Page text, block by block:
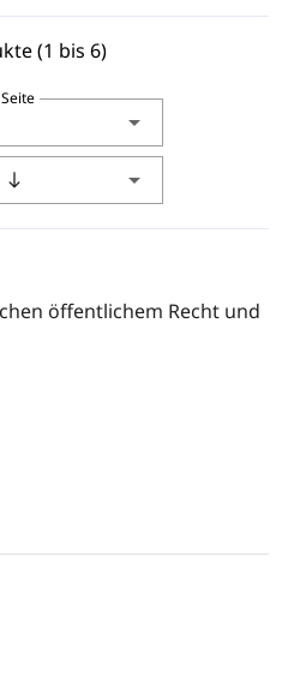
(1 bis 6)
arrow_drop_down
south arrow_drop_down
öffentlichem Recht und